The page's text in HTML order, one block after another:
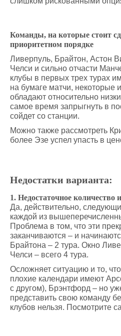
Команды, на которые стоит
приоритетном порядке
Ливерпуль, Брайтон, Астон
Челси и сильно отчасти
клубы в первых трех турах
на бумаге матчи, некоторые
обладают относительно
самое время запрыгнуть в
сойдет со станции.
Можно также рассмотреть
более Эзе успел упасть в
Недостатки варианта:
1. Недостаточное количество
Да, действительно,
каждой из
Проблема в том, что эти
заканчиваются – и
Брайтона – 2 тура. Окно
Челси – всего 4 тура.
Осложняет ситуацию и то,
плохие календари имеют
с другом), Брэнтфорд – но
представить свою команду
клубов нельзя. Посмотрите